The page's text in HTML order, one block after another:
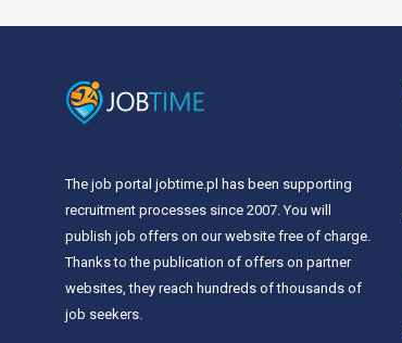
The job portal jobtime.pl has been supporting
recruitment processes since 2007. You will
publish job offers on our website free of charge.
Thanks to the publication of offers on partner
websites, they reach hundreds of thousands of
job seekers.